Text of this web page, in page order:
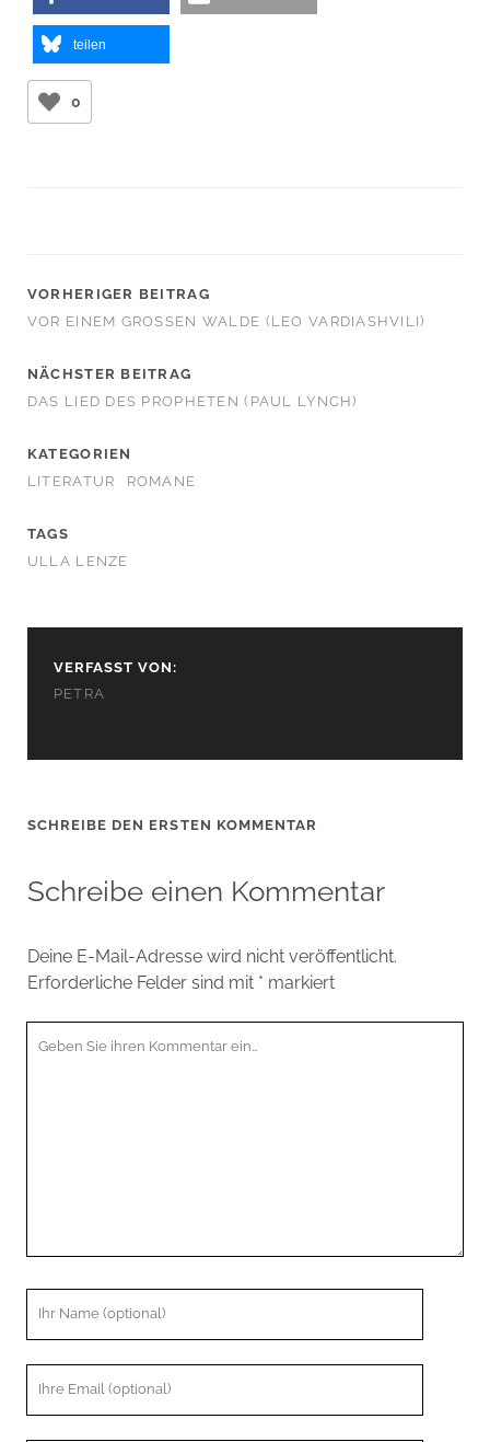
teilen
0
VORHERIGER BEITRAG
VOR EINEM GROSSEN WALDE (LEO VARDIASHVILI)
NÄCHSTER BEITRAG
DAS LIED DES PROPHETEN (PAUL LYNCH)
KATEGORIEN
LITERATUR
ROMANE
TAGS
ULLA LENZE
VERFASST VON:
PETRA
SCHREIBE DEN ERSTEN KOMMENTAR
Schreibe einen Kommentar
Deine E-Mail-Adresse wird nicht veröffentlicht.
Erforderliche Felder sind mit * markiert